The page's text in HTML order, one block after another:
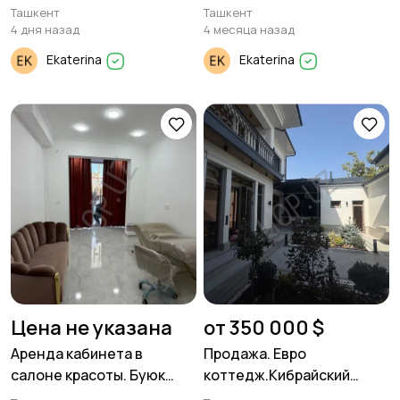
Ташкент
4 дня назад
Ekaterina
Ташкент
4 месяца назад
Ekaterina
Цена не указана
Аренда кабинета в
салоне красоты. Буюк
от 350 000 $
Продажа. Евро
коттедж.Кибрайский